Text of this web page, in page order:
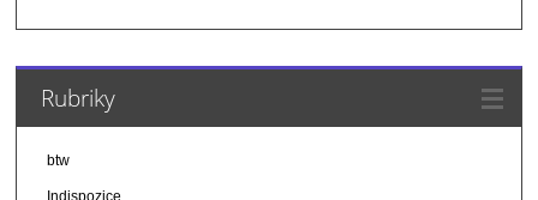
Rubriky
btw
Indispozice